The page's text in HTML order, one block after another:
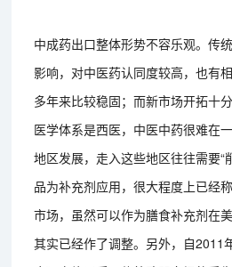
中成药出口整体形势不容乐观。传
影响，对中医药认同度较高，也有
多年来比较稳固；而新市场开拓十
医学体系是西医，中医中药很难在
地区发展，走入这些地区往往需要“
品为补充剂应用，很大程度上已经
市场，虽然可以作为膳食补充剂在
其实已经作了调整。另外，自2011